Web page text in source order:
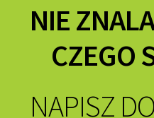
NIE
CZEGO
NAPISZ